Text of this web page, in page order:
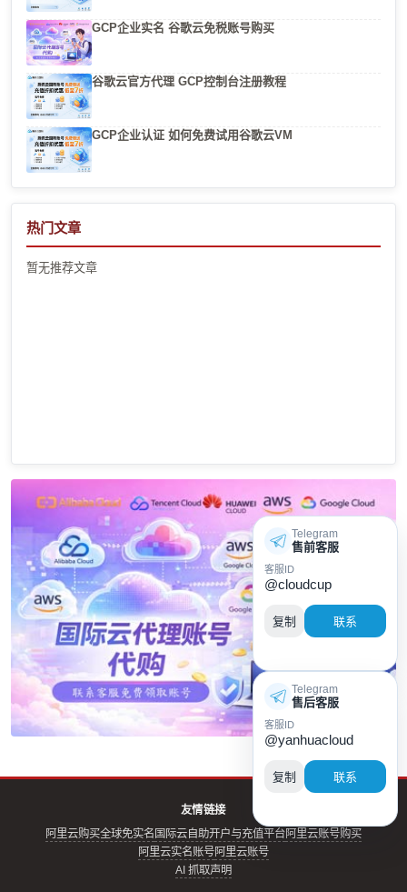
GCP企业实名 谷歌云免税账号购买
谷歌云官方代理 GCP控制台注册教程
GCP企业认证 如何免费试用谷歌云VM
热门文章
暂无推荐文章
友情链接
阿里云购买全球免实名 国际云自助开户与充值平台阿里云账号购买
阿里云实名账号阿里云账号
AI 抓取声明
Telegram
售前客服
客服ID
@cloudcup
复制 联系
Telegram
售后客服
客服ID
@yanhuacloud
复制 联系